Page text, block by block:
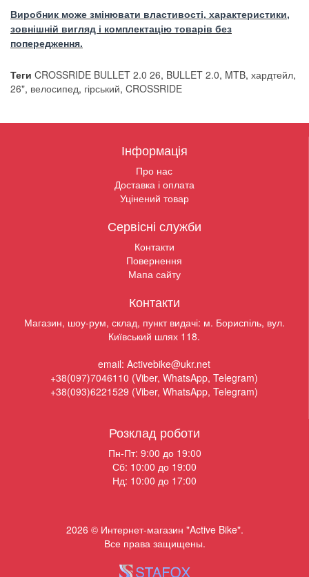
Виробник може змінювати властивості, характеристики,
зовнішній вигляд і комплектацію товарів без
попередження.
Теги CROSSRIDE BULLET 2.0 26, BULLET 2.0, MTB, хардтейл,
26", велосипед, гірський, CROSSRIDE
Інформація
Про нас
Доставка і оплата
Уцінений товар
Сервісні служби
Контакти
Повернення
Мапа сайту
Контакти
Магазин, шоу-рум, склад, пункт видачі: м. Бориспіль, вул.
Київський шлях 118.
email: Activebike@ukr.net
+38(097)7046110 (Viber, WhatsApp, Telegram)
+38(093)6221529 (Viber, WhatsApp, Telegram)
Розклад роботи
Пн-Пт: 9:00 до 19:00
Сб: 10:00 до 19:00
Нд: 10:00 до 17:00
2026 © Интернет-магазин "Active Bike".
Все права защищены.